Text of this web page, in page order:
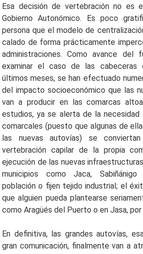
Esa decisión de vertebración no es
Gobierno Autonómico. Es poco
persona que el modelo de
calado de forma prácticamente
administraciones. Como avance del
examinar el caso de las cabeceras
últimos meses, se han efectuado
del impacto socioeconómico que las
van a producir en las comarcas
estudios, ya se alerta de la necesidad
comarcales (puesto que algunas de
las nuevas autovías) se
vertebración capilar de la propia
ejecución de las nuevas
municipios como Jaca,
población o fijen tejido industrial; el
que alguien pueda plantearse
como Aragüés del Puerto o en Jasa,
En definitiva, las grandes autovías,
gran comunicación, finalmente van a